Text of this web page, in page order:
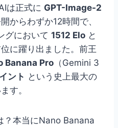
は正式に GPT-Image-2
からわずか12時間で、
グにおいて 1512 Elo と
に躍り出ました。前王
Banana Pro （Gemini 3
ント という史上最大の
す。
？本当にNano Banana